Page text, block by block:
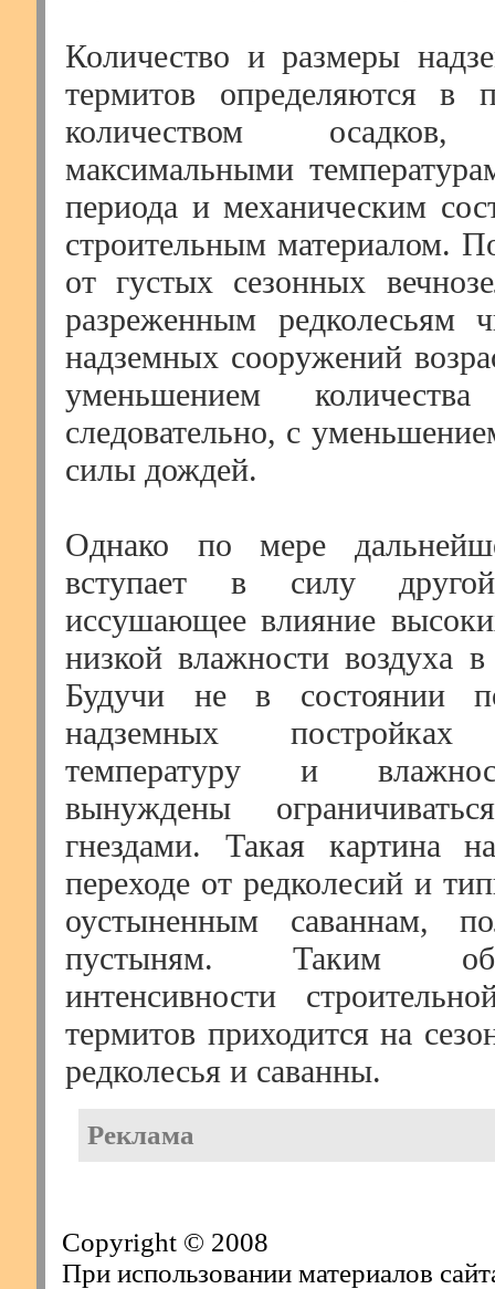
Количество и размеры
термитов определяются в
количеством
максимальными
периода и механическим
строительным материалом.
от густых сезонных
разреженным редколесьям
надземных сооружений
уменьшением
следовательно, с
силы дождей.
Однако по мере
вступает в силу
иссушающее влияние
низкой влажности воздуха
Будучи не в состоянии
надземных постройках
температуру и
вынуждены
гнездами. Такая картина
переходе от редколесий и
оустыненным саваннам,
пустыням. Таким
интенсивности
термитов приходится на
редколесья и саванны.
Реклама
Copyright © 2008
При использовании материалов